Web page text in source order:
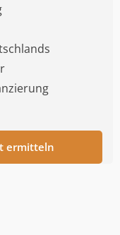
ermitteln